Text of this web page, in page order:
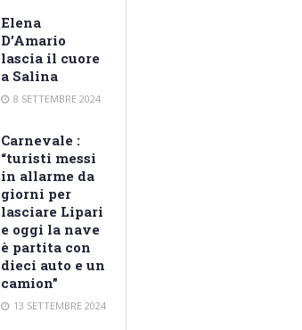
Elena
D’Amario
lascia il cuore
a Salina
8 SETTEMBRE 2024
Carnevale :
“turisti messi
in allarme da
giorni per
lasciare Lipari
e oggi la nave
è partita con
dieci auto e un
camion”
13 SETTEMBRE 2024